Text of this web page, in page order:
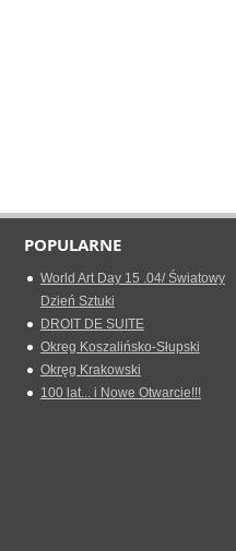
POPULARNE
World Art Day 15 .04/ Światowy
Dzień Sztuki
DROIT DE SUITE
Okreg Koszalińsko-Słupski
Okręg Krakowski
100 lat... i Nowe Otwarcie!!!